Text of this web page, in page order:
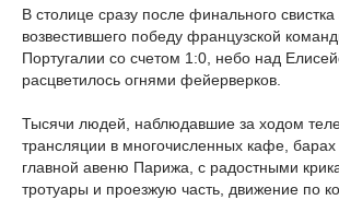
В столице сразу после финального свистка
возвестившего победу французской
Португалии со счетом 1:0, небо над
расцветилось огнями фейерверков.
Тысячи людей, наблюдавшие за ходом
трансляции в многочисленных кафе,
главной авеню Парижа, с радостными
тротуары и проезжую часть, движение по